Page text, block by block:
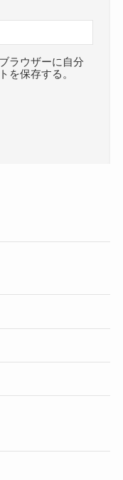
ラウザーに自分
を保存する。